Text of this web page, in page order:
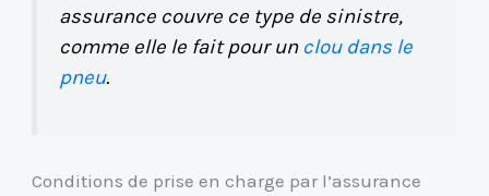
assurance couvre ce type de sinistre,
comme elle le fait pour un clou dans le
pneu.
Conditions de prise en charge par l’assurance